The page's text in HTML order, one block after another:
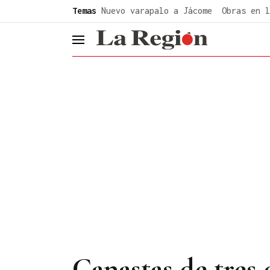
Temas Nuevo varapalo a Jácome Obras en
header.menu.open